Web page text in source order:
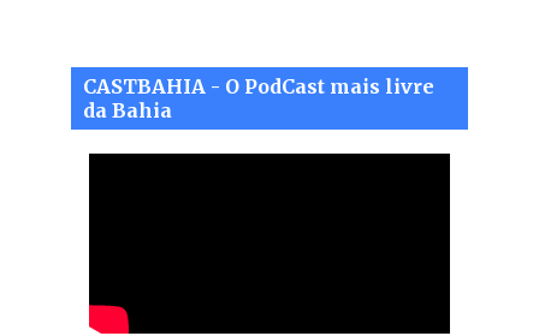
CASTBAHIA - O PodCast mais livre
da Bahia